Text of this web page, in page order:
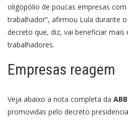
oligopólio de poucas empresas
trabalhador”, afirmou Lula durante
decreto que, diz, vai beneficiar mais
trabalhadores.
Empresas reagem
Veja abaixo a nota completa da
promovidas pelo decreto